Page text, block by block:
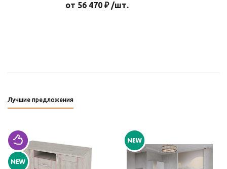
от 56 470 ₽ /шт.
Лучшие предложения